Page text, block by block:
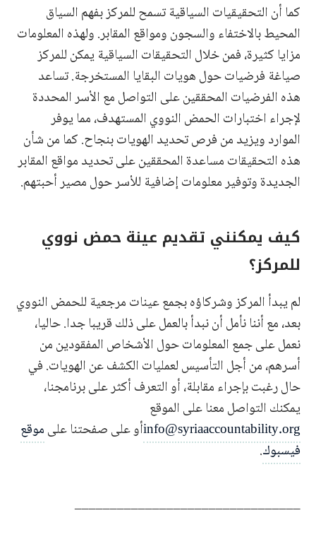
كما أن التحقيقيات السياقية تسمح للمركز بفهم السياق
المحيط بالاختفاء والسجون ومواقع المقابر. ولهذه المعلومات
مزايا كثيرة، فمن خلال التحقيقات السياقية يمكن للمركز
صياغة فرضيات حول هويات البقايا المستخرجة. تساعد
هذه الفرضيات المحققين على التواصل مع الأسر المحددة
لإجراء اختبارات الحمض النووي المستهدف، مما يوفر
الموارد ويزيد من فرص تحديد الهويات بنجاح. كما من شأن
هذه التحقيقات مساعدة المحققين على تحديد مواقع المقابر
الجديدة وتوفير معلومات إضافية للأسر حول مصير أحبتهم.
كيف يمكنني تقديم عينة حمض نووي
للمركز؟
لم يبدأ المركز وشركاؤه بجمع عينات مرجعية للحمض النووي
بعد، مع أننا نأمل أن نبدأ بالعمل على ذلك قريبا جدا. حاليا،
نعمل على جمع المعلومات حول الأشخاص المفقودين من
أسرهم، من أجل التأسيس لعمليات الكشف عن الهويات. في
حال رغبت بإجراء مقابلة، أو التعرف أكثر على برنامجنا،
يمكنك التواصل معنا على الموقع
info@syriaaccountability.orgأو على صفحتنا علىموقع
فيسبوك.
________________________________